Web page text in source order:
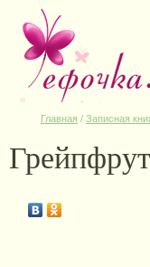
Главная / Записная